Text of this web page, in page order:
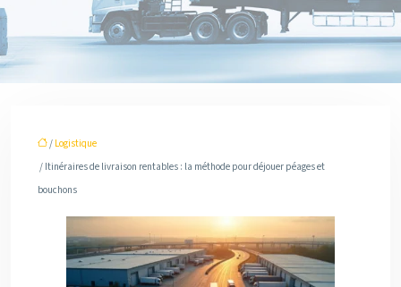
/ Logistique
/ Itinéraires de livraison rentables : la méthode pour déjouer péages et
bouchons